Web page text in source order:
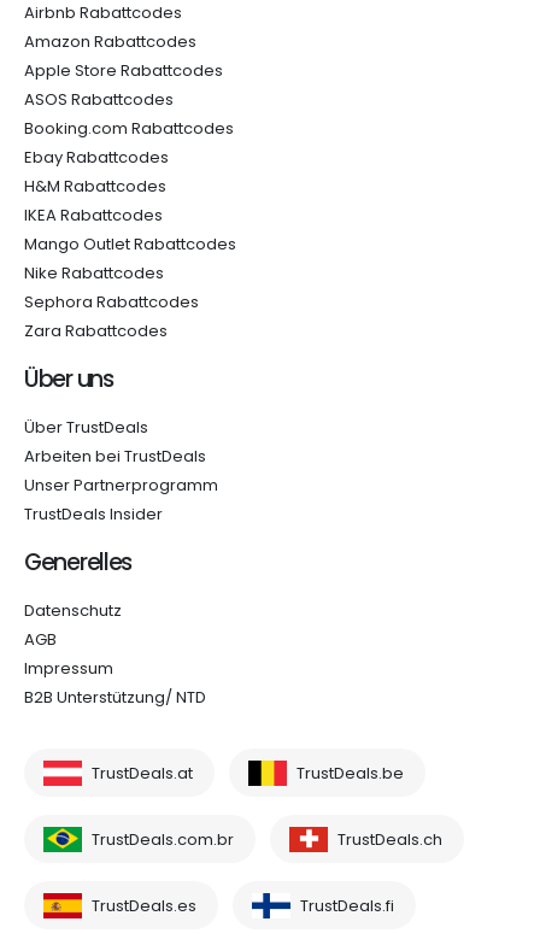
Airbnb Rabattcodes
Amazon Rabattcodes
Apple Store Rabattcodes
ASOS Rabattcodes
Booking.com Rabattcodes
Ebay Rabattcodes
H&M Rabattcodes
IKEA Rabattcodes
Mango Outlet Rabattcodes
Nike Rabattcodes
Sephora Rabattcodes
Zara Rabattcodes
Über uns
Über TrustDeals
Arbeiten bei TrustDeals
Unser Partnerprogramm
TrustDeals Insider
Generelles
Datenschutz
AGB
Impressum
B2B Unterstützung/ NTD
TrustDeals.at TrustDeals.be
TrustDeals.com.br TrustDeals.ch
TrustDeals.es TrustDeals.fi